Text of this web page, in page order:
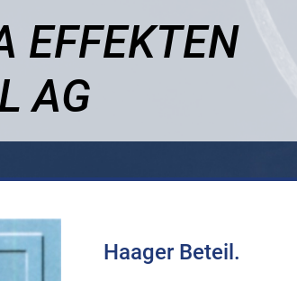
EFFEKTEN
AG
Haager Beteil.